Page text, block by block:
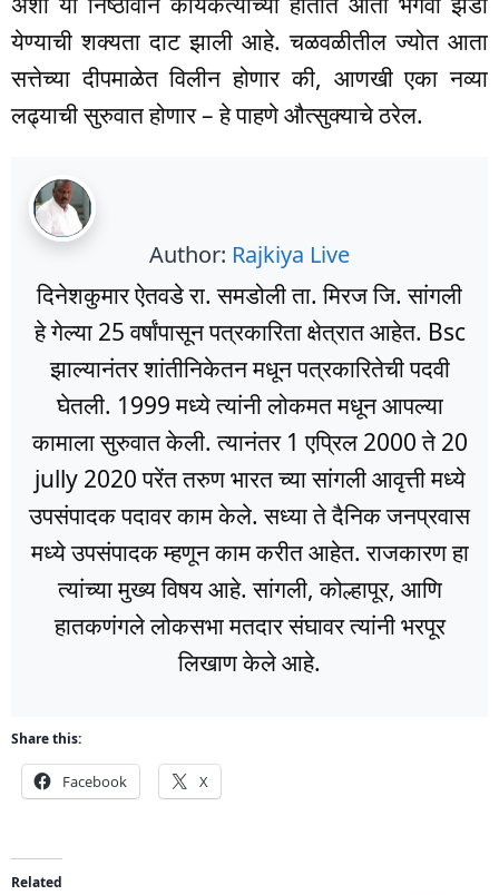
येण्याची शक्यता दाट झाली आहे. चळवळीतील ज्योत आता
सत्तेच्या दीपमाळेत विलीन होणार की, आणखी एका नव्या
लढ्याची सुरुवात होणार – हे पाहणे औत्सुक्याचे ठरेल.
Author: Rajkiya Live
दिनेशकुमार ऐतवडे रा. समडोली ता. मिरज जि. सांगली
हे गेल्या 25 वर्षांपासून पत्रकारिता क्षेत्रात आहेत. Bsc
झाल्यानंतर शांतीनिकेतन मधून पत्रकारितेची पदवी
घेतली. 1999 मध्ये त्यांनी लोकमत मधून आपल्या
कामाला सुरुवात केली. त्यानंतर 1 एप्रिल 2000 ते 20
jully 2020 परेंत तरुण भारत च्या सांगली आवृत्ती मध्ये
उपसंपादक पदावर काम केले. सध्या ते दैनिक जनप्रवास
मध्ये उपसंपादक म्हणून काम करीत आहेत. राजकारण हा
त्यांच्या मुख्य विषय आहे. सांगली, कोल्हापूर, आणि
हातकणंगले लोकसभा मतदार संघावर त्यांनी भरपूर
लिखाण केले आहे.
Share this:
Facebook X
Related